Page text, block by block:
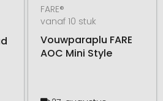
FARE®
vanaf 10 stuk
Vouwparaplu FARE
AOC Mini Style